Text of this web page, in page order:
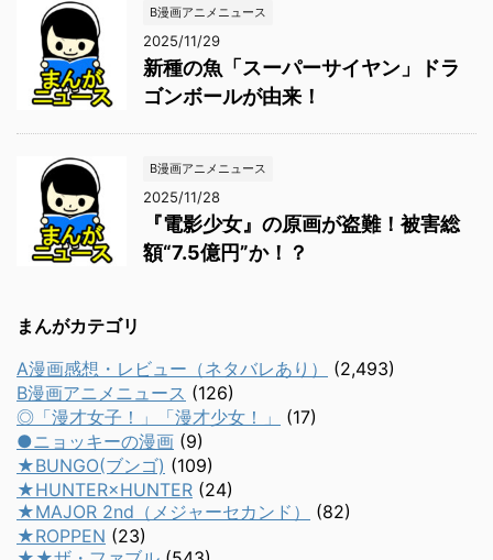
B漫画アニメニュース
2025/11/29
新種の魚「スーパーサイヤン」ドラ
ゴンボールが由来！
B漫画アニメニュース
2025/11/28
『電影少女』の原画が盗難！被害総
額“7.5億円”か！？
まんがカテゴリ
A漫画感想・レビュー（ネタバレあり）
(2,493)
B漫画アニメニュース (126)
◎「漫才女子！」「漫才少女！」
(17)
●ニョッキーの漫画 (9)
★BUNGO(ブンゴ) (109)
★HUNTER×HUNTER (24)
★MAJOR 2nd（メジャーセカンド）
(82)
★ROPPEN (23)